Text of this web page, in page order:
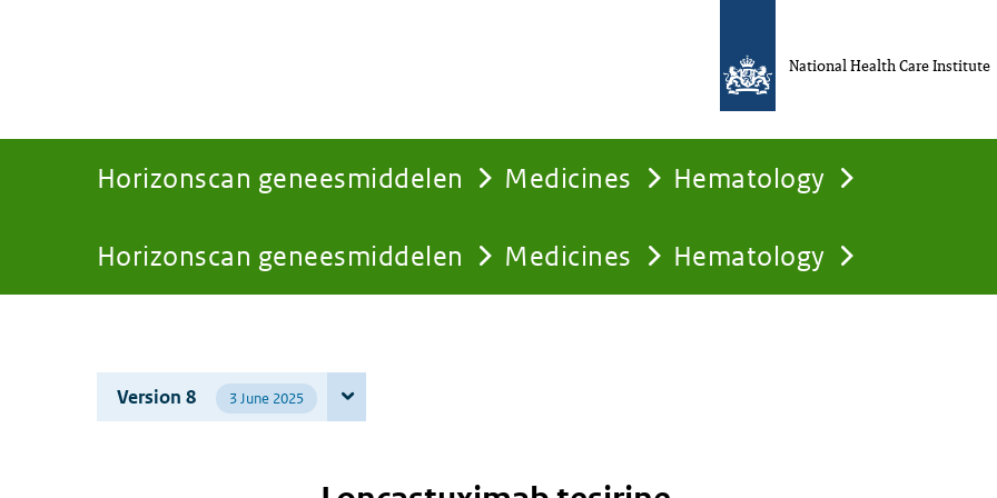
Horizonscan geneesmiddelen Medicines Hematology
You
here:
Horizonscan geneesmiddelen Medicines Hematology
National Health Care Institute
Version 8 3 June 2025